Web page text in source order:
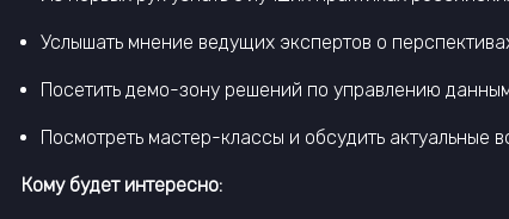
Услышать мнение ведущих экспертов о
Посетить демо-зону решений по управлению
Посмотреть мастер-классы и обсудить актуальные
Кому будет интересно: